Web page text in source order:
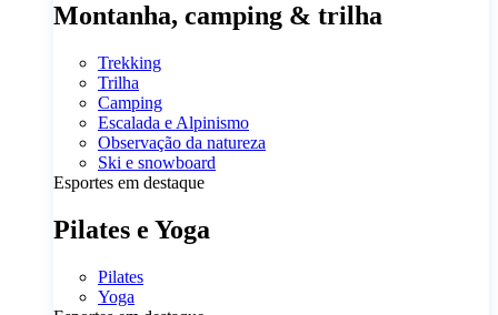
Montanha, camping & trilha
Trekking
Trilha
Camping
Escalada e Alpinismo
Observação da natureza
Ski e snowboard
Esportes em destaque
Pilates e Yoga
Pilates
Yoga